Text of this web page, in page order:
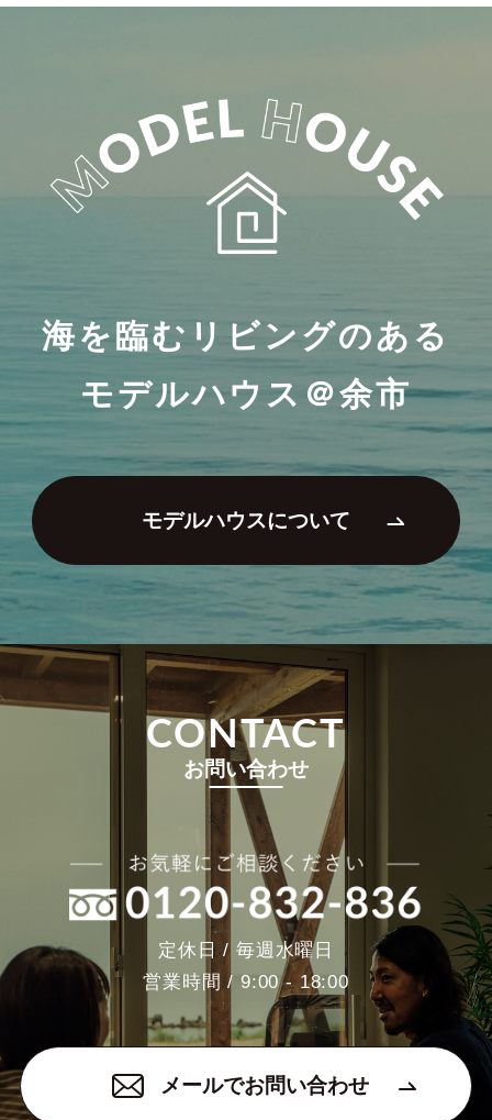
海を臨むリビングのある
モデルハウス＠余市
モデルハウスについて
CONTACT
お問い合わせ
定休日 / 毎週水曜日
営業時間 / 9:00 - 18:00
メールでお問い合わせ